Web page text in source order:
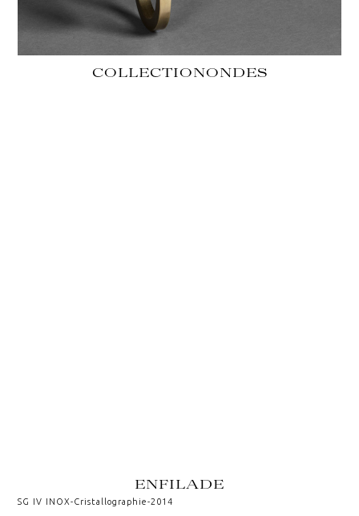
COLLECTIONONDES
ENFILADE
SG IV INOX-Cristallographie-2014